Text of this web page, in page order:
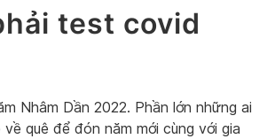
test covid
Nhâm Dần 2022. Phần lớn những ai
quê để đón năm mới cùng với gia